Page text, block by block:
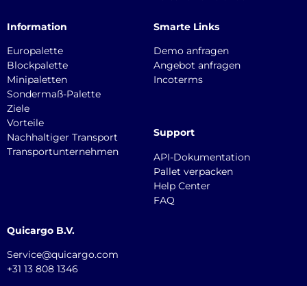
Information
Europalette
Blockpalette
Minipaletten
Sondermaß-Palette
Ziele
Vorteile
Nachhaltiger Transport
Transportunternehmen
Smarte Links
Demo anfragen
Angebot anfragen
Incoterms
Support
API-Dokumentation
Pallet verpacken
Help Center
FAQ
Quicargo B.V.
Service@quicargo.com
+31 13 808 1346